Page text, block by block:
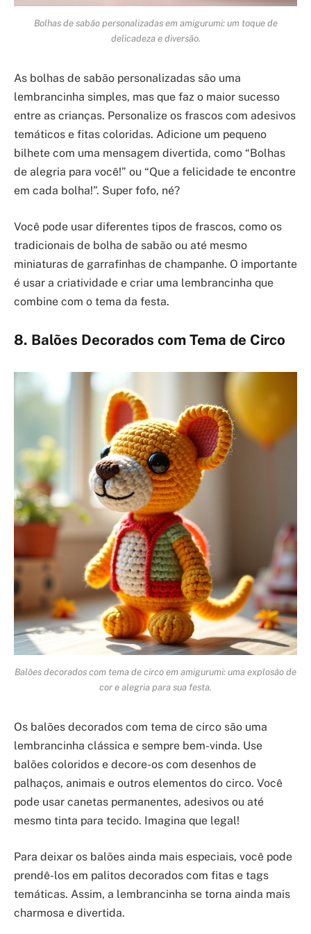
Bolhas de sabão personalizadas em amigurumi: um toque de
delicadeza e diversão.
As bolhas de sabão personalizadas são uma
lembrancinha simples, mas que faz o maior sucesso
entre as crianças. Personalize os frascos com adesivos
temáticos e fitas coloridas. Adicione um pequeno
bilhete com uma mensagem divertida, como “Bolhas
de alegria para você!” ou “Que a felicidade te encontre
em cada bolha!”. Super fofo, né?
Você pode usar diferentes tipos de frascos, como os
tradicionais de bolha de sabão ou até mesmo
miniaturas de garrafinhas de champanhe. O importante
é usar a criatividade e criar uma lembrancinha que
combine com o tema da festa.
8. Balões Decorados com Tema de Circo
Balões decorados com tema de circo em amigurumi: uma explosão de
cor e alegria para sua festa.
Os balões decorados com tema de circo são uma
lembrancinha clássica e sempre bem-vinda. Use
balões coloridos e decore-os com desenhos de
palhaços, animais e outros elementos do circo. Você
pode usar canetas permanentes, adesivos ou até
mesmo tinta para tecido. Imagina que legal!
Para deixar os balões ainda mais especiais, você pode
prendê-los em palitos decorados com fitas e tags
temáticas. Assim, a lembrancinha se torna ainda mais
charmosa e divertida.